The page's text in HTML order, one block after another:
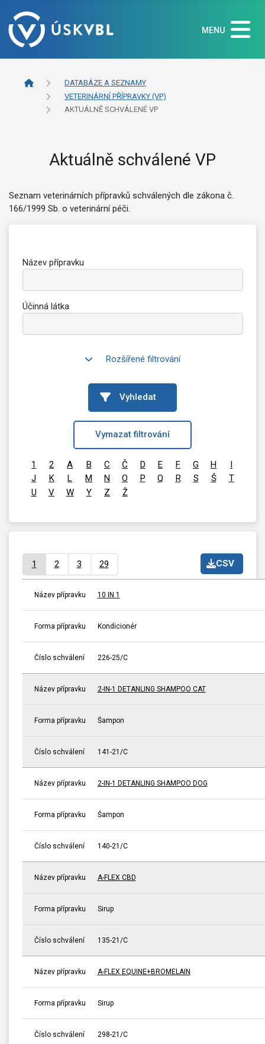
MENU
DATABÁZE A SEZNAMY
VETERINÁRNÍ PŘÍPRAVKY (VP)
AKTUÁLNĚ SCHVÁLENÉ VP
Aktuálně schválené VP
Seznam veterinárních přípravků schválených dle zákona č.
166/1999 Sb. o veterinární péči.
Název přípravku
Účinná látka
Rozšířené filtrování
Vyhledat
Vymazat filtrování
1 2 A B C Č D E F G H
I
J
K L M N O P Q R S Š
T
U
V W Y Z Ž
CSV
1 2 3 29
Název přípravku 10 IN 1
Forma přípravku Kondicionér
Číslo schválení 226-25/C
Název přípravku 2-IN-1 DETANLING SHAMPOO CAT
Forma přípravku Šampon
Číslo schválení 141-21/C
Název přípravku 2-IN-1 DETANLING SHAMPOO DOG
Forma přípravku Šampon
Číslo schválení 140-21/C
Název přípravku A-FLEX CBD
Forma přípravku Sirup
Číslo schválení 135-21/C
Název přípravku A-FLEX EQUINE+BROMELAIN
Forma přípravku Sirup
Číslo schválení 298-21/C